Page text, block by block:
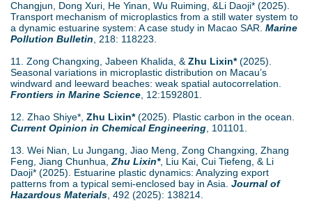
Changjun, Dong Xuri, He Yinan, Wu Ruiming, &Li Daoji* (2025).
Transport mechanism of microplastics from a still water system to
a dynamic estuarine system: A case study in Macao SAR. Marine
Pollution Bulletin , 218: 118223.
11. Zong Changxing, Jabeen Khalida, & Zhu Lixin*(2025).
Seasonal variations in microplastic distribution on Macau’s
windward and leeward beaches: weak spatial autocorrelation.
Frontiers in Marine Science , 12:1592801.
12. Zhao Shiye*, Zhu Lixin*(2025). Plastic carbon in the ocean.
Current Opinion in Chemical Engineering , 101101.
13. Wei Nian, Lu Jungang, Jiao Meng, Zong Changxing, Zhang
Feng, Jiang Chunhua, Zhu Lixin*, Liu Kai, Cui Tiefeng, & Li
Daoji* (2025). Estuarine plastic dynamics: Analyzing export
patterns from a typical semi-enclosed bay in Asia. Journal of
Hazardous Materials , 492 (2025): 138214.